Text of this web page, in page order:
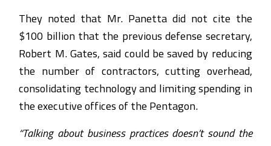
They noted that Mr. Panetta did not cite the
$100 billion that the previous defense secretary,
Robert M. Gates, said could be saved by reducing
the number of contractors, cutting overhead,
consolidating technology and limiting spending in
the executive offices of the Pentagon.
“Talking about business practices doesn’t sound the